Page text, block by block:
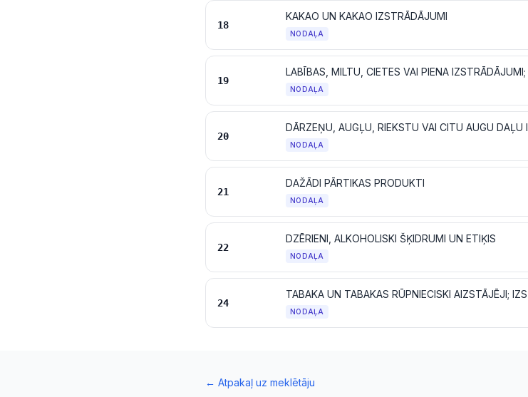
18
KAKAO UN KAKAO IZSTRĀDĀJUMI
NODAĻA
19
LABĪBAS, MILTU, CIETES VAI PIENA
NODAĻA
20
DĀRZEŅU, AUGĻU, RIEKSTU VAI CITU AUGU DAĻU
NODAĻA
21
DAŽĀDI PĀRTIKAS PRODUKTI
NODAĻA
22
DZĒRIENI, ALKOHOLISKI ŠĶIDRUMI UN ETIĶIS
NODAĻA
24
NODAĻA
← Atpakaļ uz meklētāju